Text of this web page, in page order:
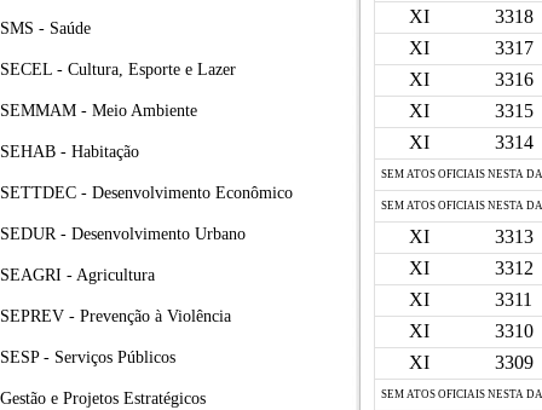
SMS - Saúde
SECEL - Cultura, Esporte e Lazer
SEMMAM - Meio Ambiente
SEHAB - Habitação
SETTDEC - Desenvolvimento Econômico
SEDUR - Desenvolvimento Urbano
SEAGRI - Agricultura
SEPREV - Prevenção à Violência
SESP - Serviços Públicos
Gestão e Projetos Estratégicos
XI
3318
XI
3317
XI
3316
XI
3315
XI
3314
SEM ATOS OFICIAIS NESTA
SEM ATOS OFICIAIS NESTA
XI
3313
XI
3312
XI
3311
XI
3310
XI
3309
SEM ATOS OFICIAIS NESTA